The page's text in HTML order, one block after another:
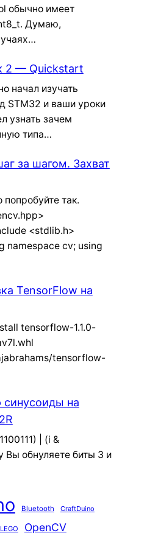
обычно имеет
Думаю,
2 — Quickstart
начал изучать
STM32 и ваши уроки
узнать зачем
типа…
за шагом. Захват
попробуйте так.
<stdlib.h>
namespace cv; using
TensorFlow на
tensorflow-1.1.0-
tensorflow-
синусоиды на
| (i &
Вы обнуляете биты 3 и
Bluetooth CraftDuino
LEGO OpenCV